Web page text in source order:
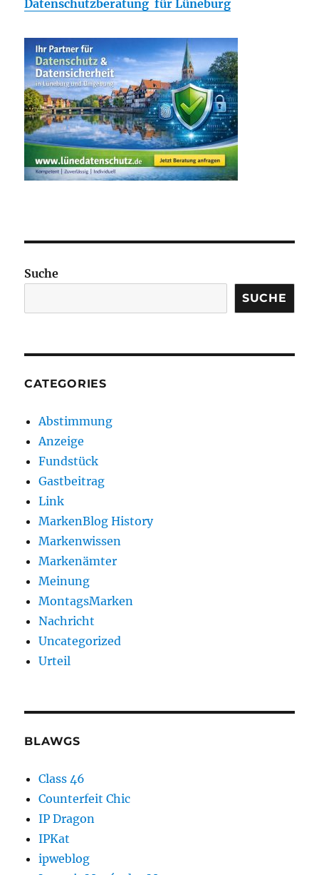
Datenschutzberatung für Lüneburg
Suche
SUCHE
CATEGORIES
Abstimmung
Anzeige
Fundstück
Gastbeitrag
Link
MarkenBlog History
Markenwissen
Markenämter
Meinung
MontagsMarken
Nachricht
Uncategorized
Urteil
BLAWGS
Class 46
Counterfeit Chic
IP Dragon
IPKat
ipweblog